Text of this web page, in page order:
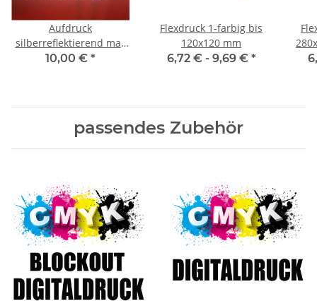
Aufdruck
silberreflektierend max
280x180 mm
10,00 € *
Flexdruck 1-farbig bis
120x120 mm
6,72 € - 9,69 € *
passendes Zubehör